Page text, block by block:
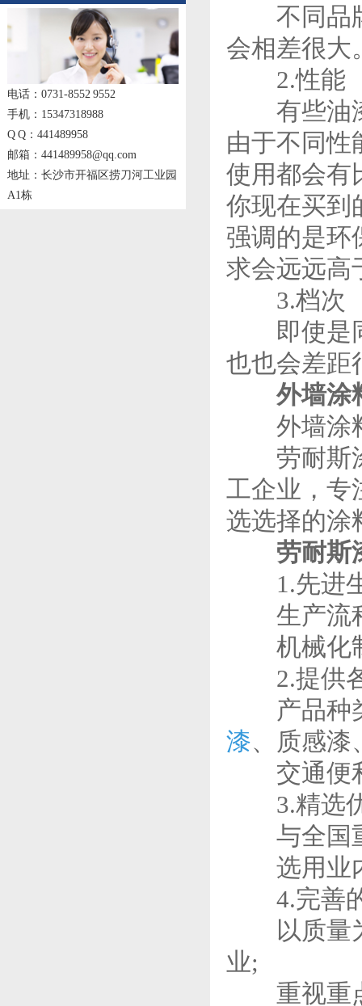
电话：0731-8552 9552
手机：15347318988
Q Q：441489958
邮箱：441489958@qq.com
地址：长沙市开福区捞刀河工业园
A1栋
不同品牌
会相差很大
2.性能
有些油漆
由于不同性
使用都会有
你现在买到
强调的是环
求会远远高
3.档次
即使是同
也也会差距
外墙涂
外墙涂
劳耐斯涂
工企业，专
选选择的涂
劳耐斯
1.先进生
生产流程
机械化制
2.提供各
产品种类
漆、质感漆
交通便利
3.精选优
与全国重
选用业内
4.完善的
以质量为
业;
重视重点